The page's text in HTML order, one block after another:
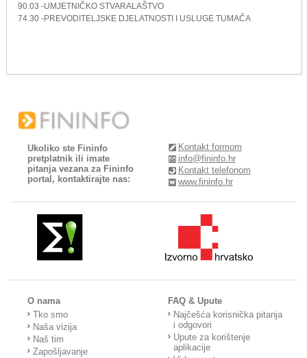
90.03 -UMJETNIČKO STVARALAŠTVO
74.30 -PREVODITELJSKE DJELATNOSTI I USLUGE TUMAČA
Ukoliko ste Fininfo
pretplatnik ili imate
pitanja vezana za Fininfo
portal, kontaktirajte nas:
Kontakt formom
info@fininfo.hr
Kontakt telefonom
www.fininfo.hr
O nama
Tko smo
Naša vizija
Naš tim
Zapošljavanje
FAQ & Upute
Najčešća korisnička pitanja
i odgovori
Upute za korištenje
aplikacije